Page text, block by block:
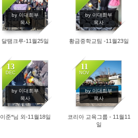
by 이대희부
목사
2414
달땜크루-11월25일
by 이대희부
목사
2389
황금중학교팀 -11월23일
13
DEC
by 이대희부
목사
2470
이준*님 외-11월18일
11
NOV
by 이대희부
목사
2888
코리아 교육그룹 - 11월11
일